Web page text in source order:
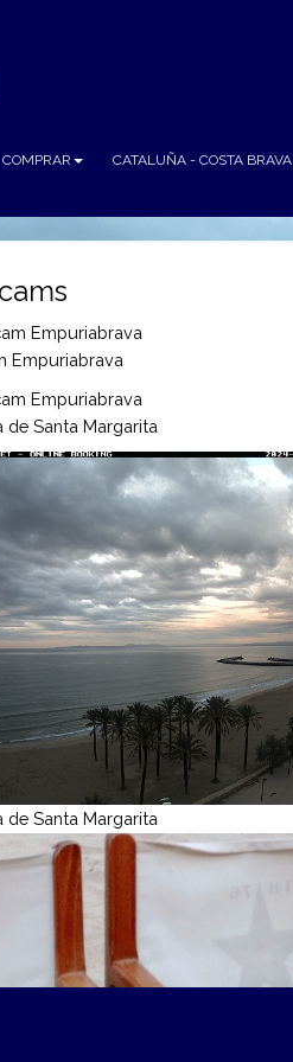
COMPRAR CATALUÑA - COSTA BRAVA
Empuriabrava
de Santa Margarita
de Santa Margarita